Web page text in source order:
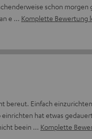
schon morgen
e
Komplette Bewertung
bereut. Einfach
hat etwas
beein
Komplette